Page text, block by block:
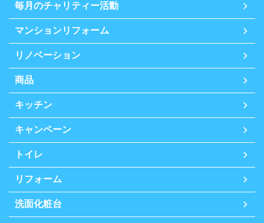
毎月のチャリティー活動
マンションリフォーム
リノベーション
商品
キッチン
キャンペーン
トイレ
リフォーム
洗面化粧台